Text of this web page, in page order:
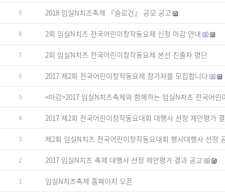
9 2018 임실N치즈축제 『슬로건』 공모 공고
8 2회 임실N치즈 전국어린이창작동요제 신청 마감 안내
7 2회 임실N치즈 전국어린이창작동요제 본선 진출자 명단
6 2017 제2회 전국어린이창작동요제 참가자를 모집합니다
5 <마감>2017 임실N치즈축제와 함께하는 임실N치즈 전국어린
4 2017 제2회 전국어린이창작동요대회 대행사 선정 제안평가
3 제2회 임실N치즈 전국어린이창작동요대회 행사대행사 선정
2 2017 임실N치즈 축제 대행사 선정 제안평가 결과 공고
1 임실N치즈축제 홈페이지 오픈